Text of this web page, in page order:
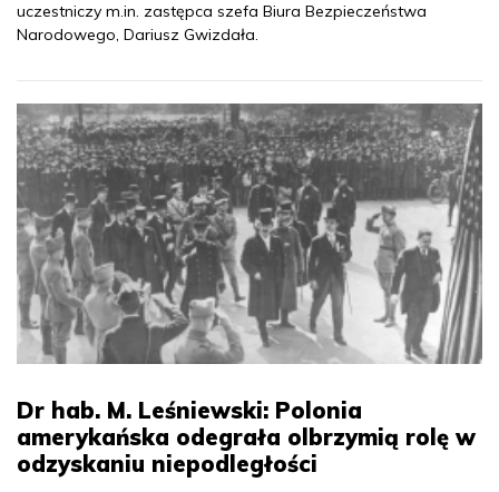
uczestniczy m.in. zastępca szefa Biura Bezpieczeństwa
Narodowego, Dariusz Gwizdała.
Dr hab. M. Leśniewski: Polonia
amerykańska odegrała olbrzymią rolę w
odzyskaniu niepodległości